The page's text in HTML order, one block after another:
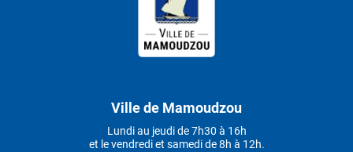
Ville de Mamoudzou
Lundi au jeudi de 7h30 à 16h
et le vendredi et samedi de 8h à 12h.